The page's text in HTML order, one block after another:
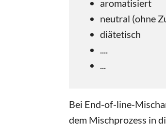
aromatisiert
neutral (ohne
diätetisch
....
...
Bei End-of-line-
dem Mischprozess in